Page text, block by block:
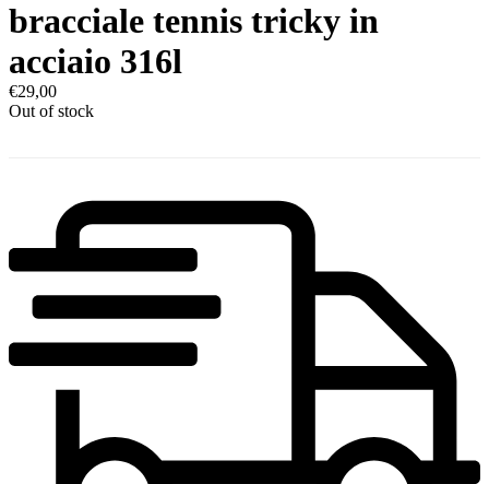
bracciale tennis tricky in
acciaio 316l
€29,00
Out of stock